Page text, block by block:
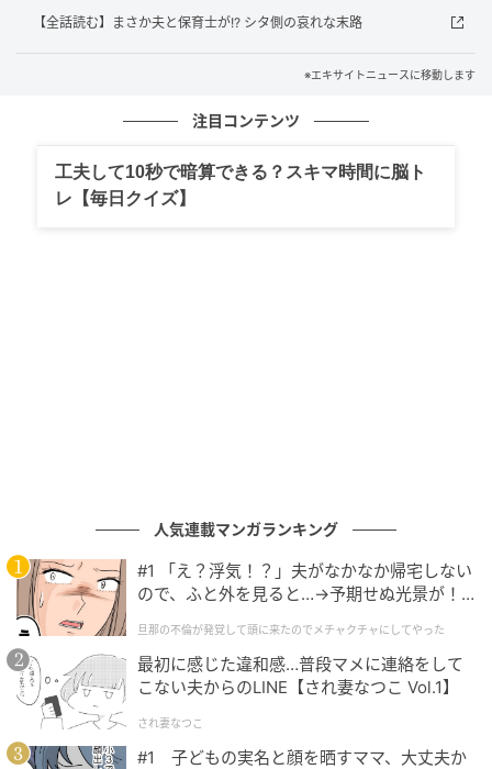
エキサイトニュース
エキサイトニュース
【全話読む】まさか夫と保育士が!? シタ側の哀れな末路
※エキサイトニュースに移動します
注目コンテンツ
工夫して10秒で暗算できる？スキマ時間に脳ト
レ【毎日クイズ】
人気連載マンガランキング
#1 「え？浮気！？」夫がなかなか帰宅しない
ので、ふと外を見ると…→予期せぬ光景が！
クチャにしてやった
旦那の不倫が発覚して頭に来たのでメチャクチャにしてやった
最初に感じた違和感…普段マメに連絡をして
こない夫からのLINE【され妻なつこ Vol.1】
され妻なつこ
#1 子どもの実名と顔を晒すママ、大丈夫か